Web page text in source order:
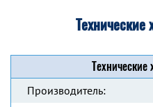
Технические
Технические
Производитель: